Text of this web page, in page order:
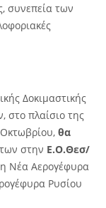
συνεπεία των
Δοκιμαστικής
πλαίσιο της
θα
στην Ε.Ο.Θεσ/
Νέα Αερογέφυρα
Ρυσίου